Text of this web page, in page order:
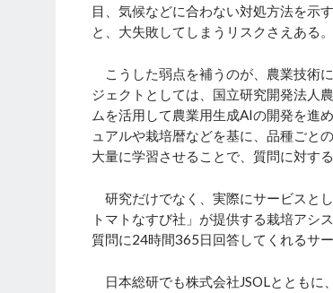
目、気候などに合わない対処方法を示
と、大失敗してしまうリスクさえある。
こうした弱点を補うのが、農業技術
ジェクトとしては、国立研究開発法人
ムを活用して農業用生成AIの開発を進
ュアルや栽培暦などを基に、品種ごと
大量に学習させることで、質問に対す
研究だけでなく、実際にサービスと
トマトなすび社」が提供する栽培アシ
質問に24時間365日回答してくれるサー
日本総研でも株式会社JSOLとともに